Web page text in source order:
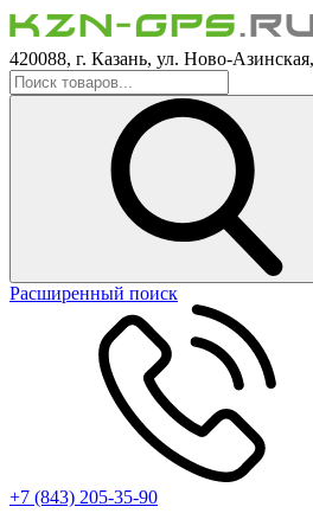
420088, г. Казань, ул. Ново-
Расширенный поиск
+7 (843) 205-35-90